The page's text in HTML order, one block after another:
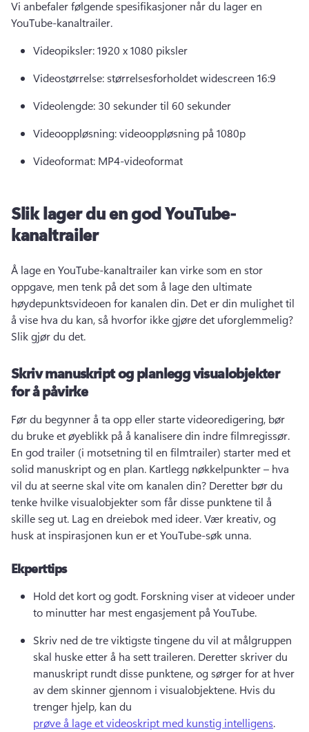
Vi anbefaler følgende spesifikasjoner når du lager en
YouTube-kanaltrailer.
Videopiksler: 1920 x 1080 piksler
Videostørrelse: størrelsesforholdet widescreen 16:9
Videolengde: 30 sekunder til 60 sekunder
Videooppløsning: videooppløsning på 1080p
Videoformat: MP4-videoformat
Slik lager du en god YouTube-
kanaltrailer
Å lage en YouTube-kanaltrailer kan virke som en stor
oppgave, men tenk på det som å lage den ultimate
høydepunktsvideoen for kanalen din. Det er din mulighet til
Slik gjør du det.
Skriv manuskript og planlegg visualobjekter
for å påvirke
Før du begynner å ta opp eller starte videoredigering, bør
En god trailer (i motsetning til en filmtrailer) starter med et
solid manuskript og en plan. Kartlegg nøkkelpunkter – hva
vil du at seerne skal vite om kanalen din? Deretter bør du
tenke hvilke visualobjekter som får disse punktene til å
skille seg ut. Lag en dreiebok med ideer. Vær kreativ, og
husk at inspirasjonen kun er et YouTube-søk unna.
Ekperttips
Hold det kort og godt. Forskning viser at videoer under
to minutter har mest engasjement på YouTube.
Skriv ned de tre viktigste tingene du vil at målgruppen
skal huske etter å ha sett traileren. Deretter skriver du
manuskript rundt disse punktene, og sørger for at hver
av dem skinner gjennom i visualobjektene. Hvis du
trenger hjelp, kan du
prøve å lage et videoskript med kunstig intelligens.